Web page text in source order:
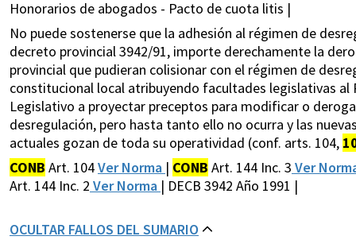
Honorarios de abogados - Pacto de cuota litis |
No puede sostenerse que la adhesión al régimen de
decreto provincial 3942/91, importe derechamente la
provincial que pudieran colisionar con el régimen de
constitucional local atribuyendo facultades legislativas
Legislativo a proyectar preceptos para modificar o
desregulación, pero hasta tanto ello no ocurra y las
actuales gozan de toda su operatividad (conf. arts. 104,
CONB Art. 104Ver Norma | CONB Art. 144 Inc. 3 Ver
Art. 144 Inc. 2 Ver Norma | DECB 3942 Año 1991 |
OCULTAR FALLOS DEL SUMARIO